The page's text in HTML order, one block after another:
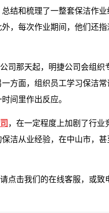
结和梳理了一整套保洁作业
，每次作业期间，他们还
司那天起，明捷公司会组
方面，组织员工学习保洁常
间里作出反应。
，在一定程度上加剧了行业
洁从业经验，在中山市，
点击我们的在线客服，或致